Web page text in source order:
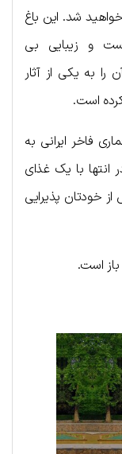
شد. این باغ
و زیبایی بی
به یکی از آثار
است.
فاخر ایرانی به
انتها با یک غذای
خودتان پذیرایی